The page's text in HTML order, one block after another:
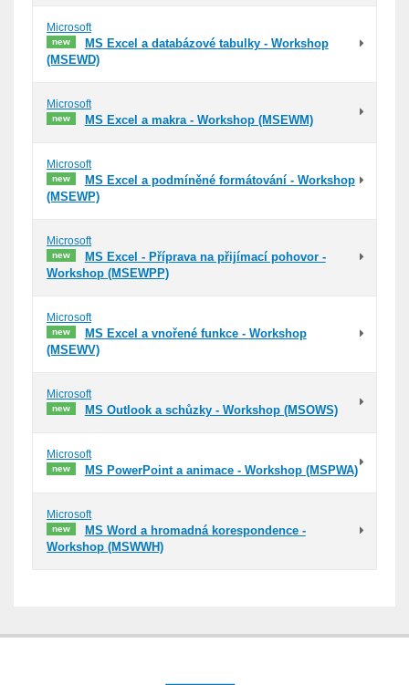
Microsoft
new
MS Excel a databázové tabulky - Workshop
(MSEWD)
Microsoft
new MS Excel a makra - Workshop (MSEWM)
Microsoft
new
MS Excel a podmíněné formátování - Workshop
(MSEWP)
Microsoft
new
MS Excel - Příprava na přijímací pohovor -
Workshop (MSEWPP)
Microsoft
new
MS Excel a vnořené funkce - Workshop
(MSEWV)
Microsoft
new MS Outlook a schůzky - Workshop (MSOWS)
Microsoft
new MS PowerPoint a animace - Workshop (MSPWA)
Microsoft
new
MS Word a hromadná korespondence -
Workshop (MSWWH)